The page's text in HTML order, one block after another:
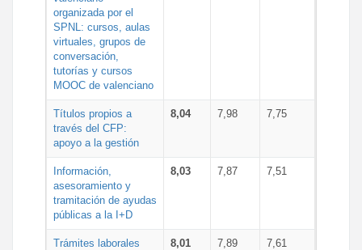
organizada por el
SPNL: cursos, aulas
virtuales, grupos de
conversación,
tutorías y cursos
MOOC de valenciano
Títulos propios a
través del CFP:
apoyo a la gestión
8,04 7,98 7,75
Información,
asesoramiento y
tramitación de ayudas
públicas a la I+D
8,03 7,87 7,51
Trámites laborales
8,01 7,89 7,61